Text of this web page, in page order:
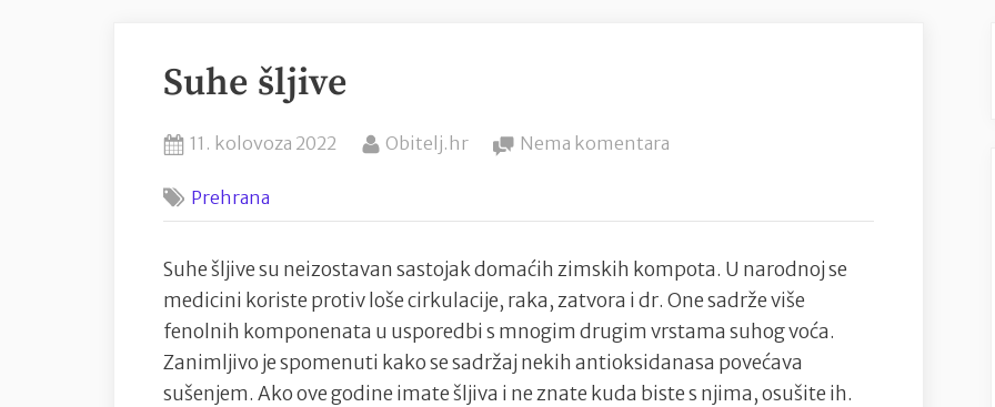
Suhe šljive
Posted
11. kolovoza 2022 By
Obitelj.hr Nema komentara
Prehrana
Suhe šljive su neizostavan sastojak domaćih zimskih kompota. U narodnoj se
medicini koriste protiv loše cirkulacije, raka, zatvora i dr. One sadrže više
fenolnih komponenata u usporedbi s mnogim drugim vrstama suhog voća.
Zanimljivo je spomenuti kako se sadržaj nekih antioksidanasa povećava
sušenjem. Ako ove godine imate šljiva i ne znate kuda biste s njima, osušite ih.